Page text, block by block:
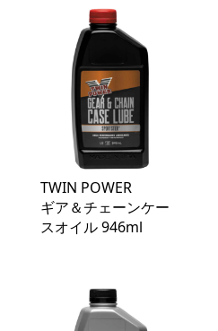
TWIN POWER
ギア＆チェーンケー
スオイル 946ml